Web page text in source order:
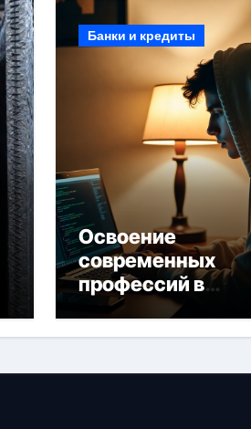
Банки и кредиты
Освоение
современных
профессий в
онлайн-формате